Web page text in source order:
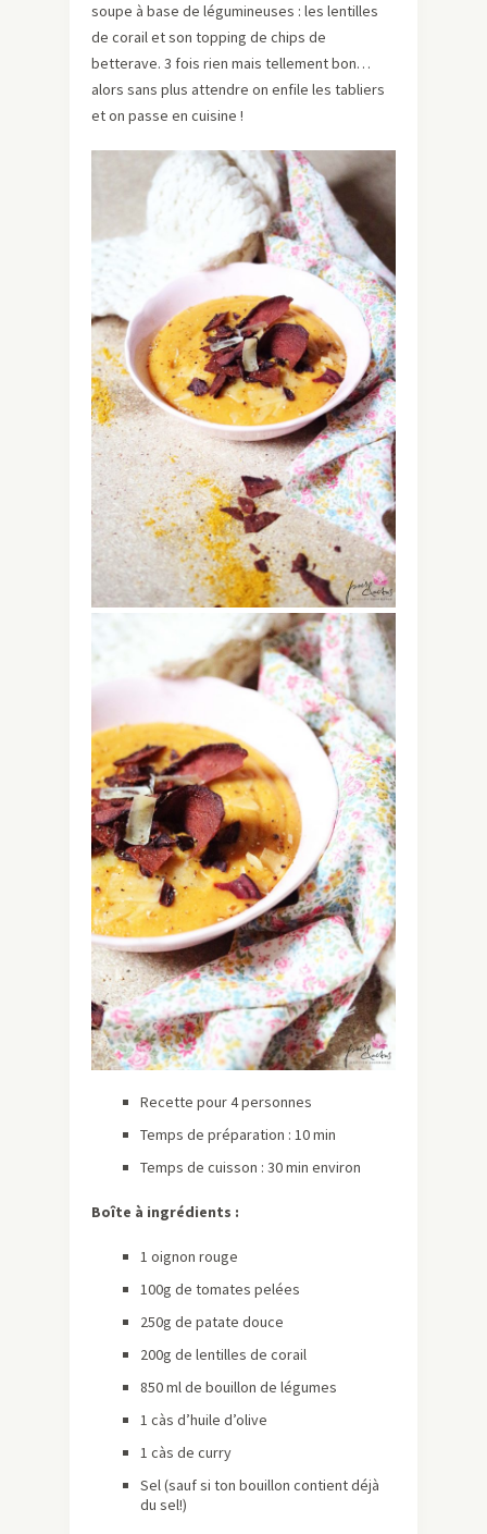
soupe à base de légumineuses : les lentilles
de corail et son topping de chips de
betterave. 3 fois rien mais tellement bon…
alors sans plus attendre on enfile les tabliers
et on passe en cuisine !
Recette pour 4 personnes
Temps de préparation : 10 min
Temps de cuisson : 30 min environ
Boîte à ingrédients :
1 oignon rouge
100g de tomates pelées
250g de patate douce
200g de lentilles de corail
850 ml de bouillon de légumes
1 càs d’huile d’olive
1 càs de curry
Sel (sauf si ton bouillon contient déjà
du sel!)